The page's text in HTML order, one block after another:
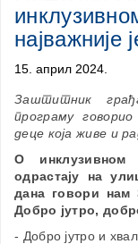
најважније
15. април 2024.
Заштитник
програму
деце која живе и
О инклузивном
одрастају на
дана говори нам
Добро јутро,
- Добро јутро и